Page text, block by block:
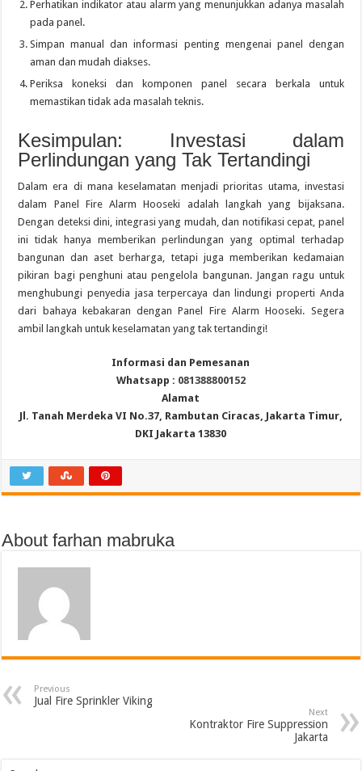
Perhatikan indikator atau alarm yang menunjukkan adanya masalah
pada panel.
Simpan manual dan informasi penting mengenai panel dengan
aman dan mudah diakses.
Periksa koneksi dan komponen panel secara berkala untuk
memastikan tidak ada masalah teknis.
Kesimpulan: Investasi dalam
Perlindungan yang Tak Tertandingi
Dalam era di mana keselamatan menjadi prioritas utama, investasi
dalam Panel Fire Alarm Hooseki adalah langkah yang bijaksana.
Dengan deteksi dini, integrasi yang mudah, dan notifikasi cepat, panel
ini tidak hanya memberikan perlindungan yang optimal terhadap
bangunan dan aset berharga, tetapi juga memberikan kedamaian
pikiran bagi penghuni atau pengelola bangunan. Jangan ragu untuk
menghubungi penyedia jasa terpercaya dan lindungi properti Anda
dari bahaya kebakaran dengan Panel Fire Alarm Hooseki. Segera
ambil langkah untuk keselamatan yang tak tertandingi!
Informasi dan Pemesanan
Whatsapp : 081388800152
Alamat
Jl. Tanah Merdeka VI No.37, Rambutan Ciracas, Jakarta Timur,
DKI Jakarta 13830
About farhan mabruka
Previous
Jual Fire Sprinkler Viking
Next
Kontraktor Fire Suppression
Jakarta